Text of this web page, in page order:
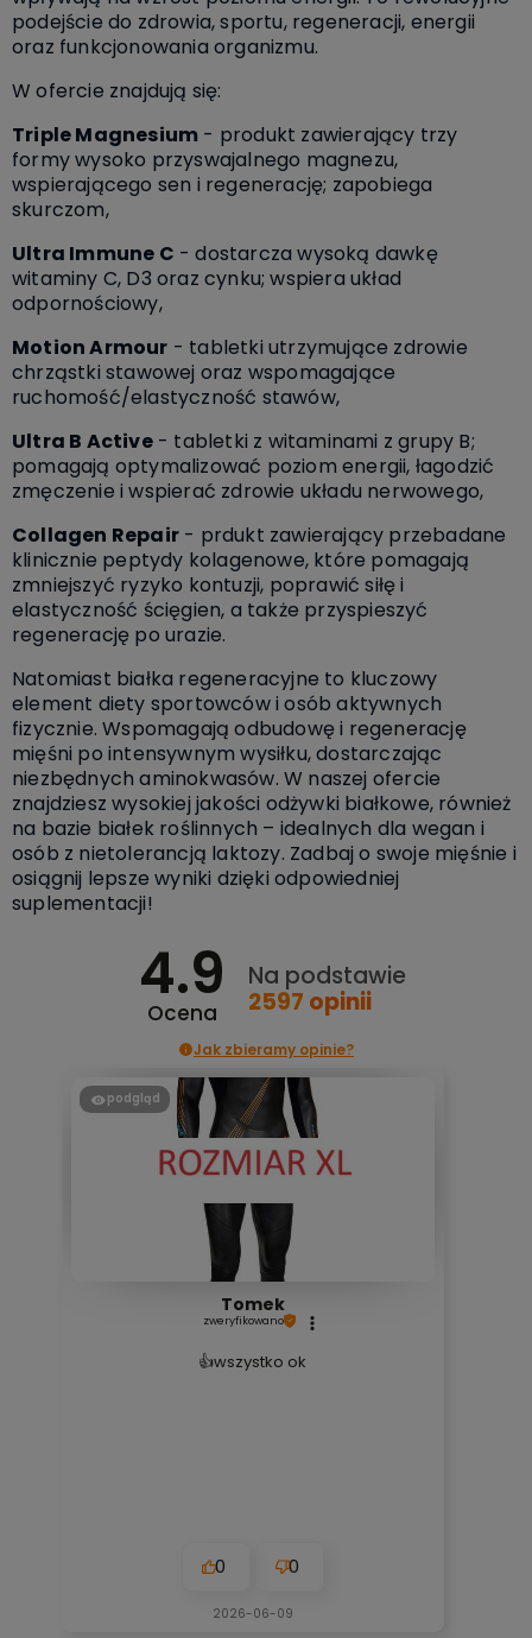
podejście do zdrowia, sportu, regeneracji, energii
oraz funkcjonowania organizmu.
W ofercie znajdują się:
Triple Magnesium - produkt zawierający trzy
formy wysoko przyswajalnego magnezu,
wspierającego sen i regenerację; zapobiega
skurczom,
Ultra Immune C - dostarcza wysoką dawkę
witaminy C, D3 oraz cynku; wspiera układ
odpornościowy,
Motion Armour - tabletki utrzymujące zdrowie
chrząstki stawowej oraz wspomagające
ruchomość/elastyczność stawów,
Ultra B Active- tabletki z witaminami z grupy B;
pomagają optymalizować poziom energii, łagodzić
zmęczenie i wspierać zdrowie układu nerwowego,
Collagen Repair - prdukt zawierający przebadane
klinicznie peptydy kolagenowe, które pomagają
zmniejszyć ryzyko kontuzji, poprawić siłę i
elastyczność ścięgien, a także przyspieszyć
regenerację po urazie.
Natomiast białka regeneracyjne to kluczowy
element diety sportowców i osób aktywnych
fizycznie. Wspomagają odbudowę i regenerację
mięśni po intensywnym wysiłku, dostarczając
niezbędnych aminokwasów. W naszej ofercie
znajdziesz wysokiej jakości odżywki białkowe, również
na bazie białek roślinnych – idealnych dla wegan i
osób z nietolerancją laktozy. Zadbaj o swoje mięśnie i
osiągnij lepsze wyniki dzięki odpowiedniej
suplementacji!
4.9
Ocena
Na podstawie
2597 opinii
Jak zbieramy opinie?
podgląd
Tomek
zweryfikowano
👍️wszystko ok
0 0
2026-06-09